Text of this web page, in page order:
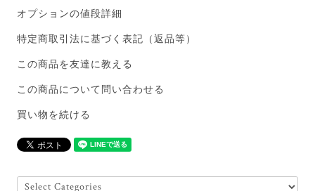
オプションの値段詳細
特定商取引法に基づく表記（返品等）
この商品を友達に教える
この商品について問い合わせる
買い物を続ける